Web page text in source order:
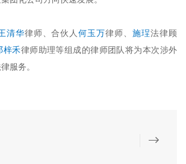
清华律师、合伙人何玉万律师、施珵法律顾
梓禾律师助理等组成的律师团队将为本次涉外
服务。